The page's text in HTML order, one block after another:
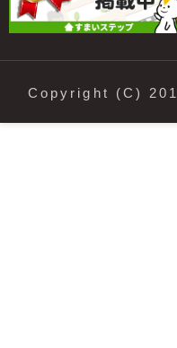
Copyright (C)